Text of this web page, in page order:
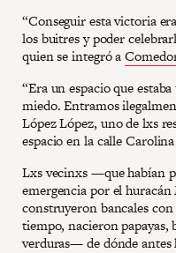
“Conseguir esta victoria
los buitres y poder
quien se integró a
“Era un espacio que
miedo. Entramos
López López, uno de lxs
espacio en la calle
Lxs vecinxs —que habían
emergencia por el
construyeron bancales
tiempo, nacieron
verduras— de dónde antes